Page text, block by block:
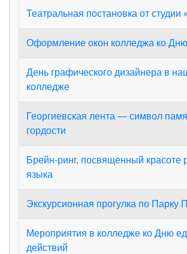
Театральная постановка от студии
Оформление окон колледжа ко
День графического дизайнера в
колледже
Георгиевская лента — символ
гордости
Брейн-ринг, посвященный красоте
языка
Экскурсионная прогулка по Парку
Мероприятия в колледже ко Дню
действий